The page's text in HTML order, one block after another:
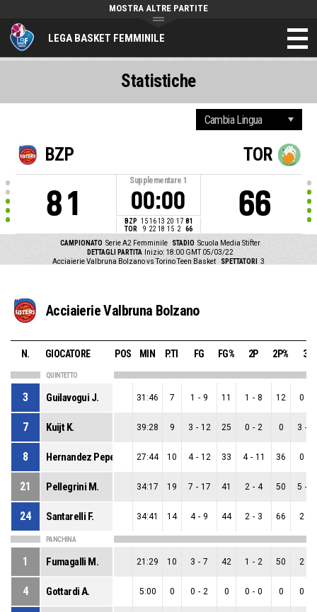
LEGA BASKET FEMMINILE
MOSTRA ALTRE PARTITE
BZP
81
Supplementare 1
00:00
BZP 15 16 13 20 17 81
TOR
9 22 18 15 2 66
TOR
66
CAMPIONATO Serie A2 Femminile STADIO Scuola Media Stifter
DETTAGLI PARTITA
Inizio: 18:00 GMT 05/03/22
Acciaierie Valbruna Bolzano vs Torino Teen Basket
SPETTATORI 3
Statistiche
Acciaierie Valbruna Bolzano
N. GIOCATORE POS MIN P.TI FG FG% 2P 2P% 3P
QUINTETTO
3 Guilavogui J. 31:46 7 1 - 9 11 1 - 8 12 0
7 Kuijt K. 39:28 9 3 - 12 25 0 - 2 0 3 -
8 Hernandez Pepe I. 27:44 10 4 - 12 33 4 - 11 36 0
21 Pellegrini M. 34:17 19 7 - 17 41 2 - 4 50 5 -
24 Santarelli F. 34:41 14 4 - 9 44 2 - 3 66 2
PANCHINA
1 Fumagalli M. 21:29 10 3 - 7 42 1 - 2 50 2
4 Gottardi A. 5:00 0 0 - 2 0 0 - 0 0 0